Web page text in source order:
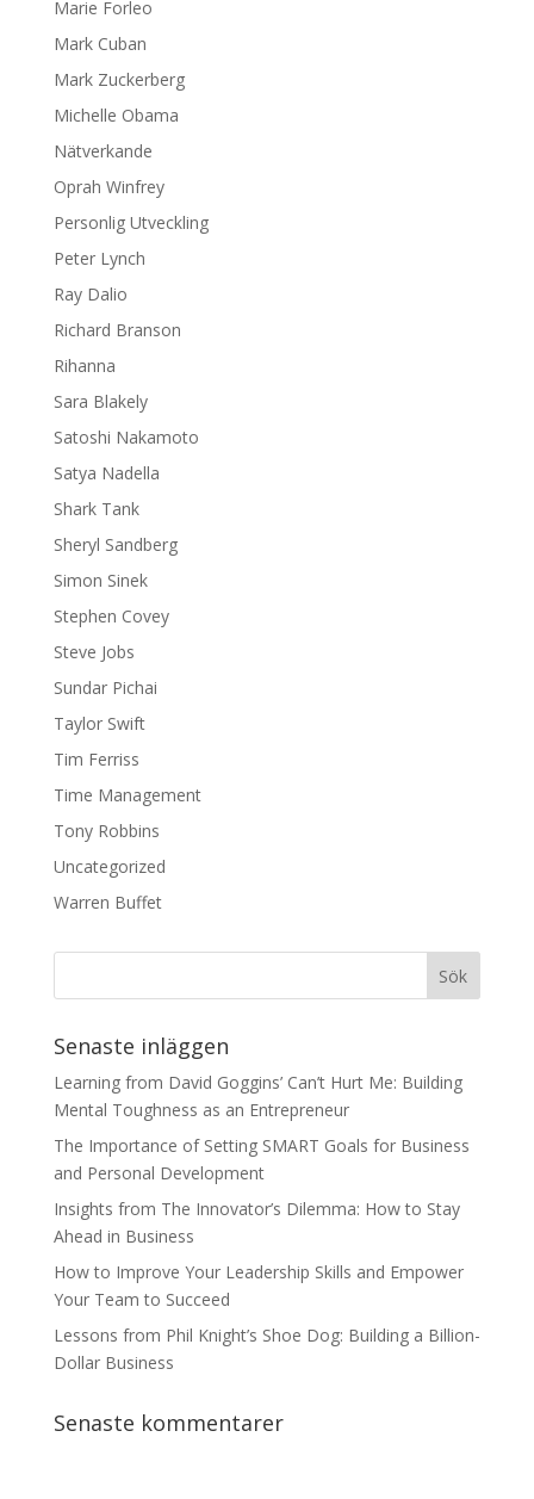
Marie Forleo
Mark Cuban
Mark Zuckerberg
Michelle Obama
Nätverkande
Oprah Winfrey
Personlig Utveckling
Peter Lynch
Ray Dalio
Richard Branson
Rihanna
Sara Blakely
Satoshi Nakamoto
Satya Nadella
Shark Tank
Sheryl Sandberg
Simon Sinek
Stephen Covey
Steve Jobs
Sundar Pichai
Taylor Swift
Tim Ferriss
Time Management
Tony Robbins
Uncategorized
Warren Buffet
Senaste inläggen
Learning from David Goggins’ Can’t Hurt Me: Building
Mental Toughness as an Entrepreneur
The Importance of Setting SMART Goals for Business
and Personal Development
Insights from The Innovator’s Dilemma: How to Stay
Ahead in Business
How to Improve Your Leadership Skills and Empower
Your Team to Succeed
Lessons from Phil Knight’s Shoe Dog: Building a Billion-
Dollar Business
Senaste kommentarer